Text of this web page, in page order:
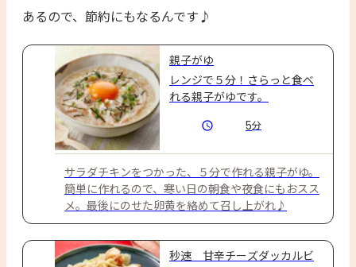
あるので、節約にもなるんです♪
親子がゆ
レンジで５分！さらっと食べ
れる親子がゆです。
5分
サラダチキンをつかった、５分で作れる親子がゆ。
簡単に作れるので、寒い日の朝食や夜食にもおスス
メ。最後にのせた卵黄を絡めて召し上がれ♪
秒速 甘辛チーズダッカルビ